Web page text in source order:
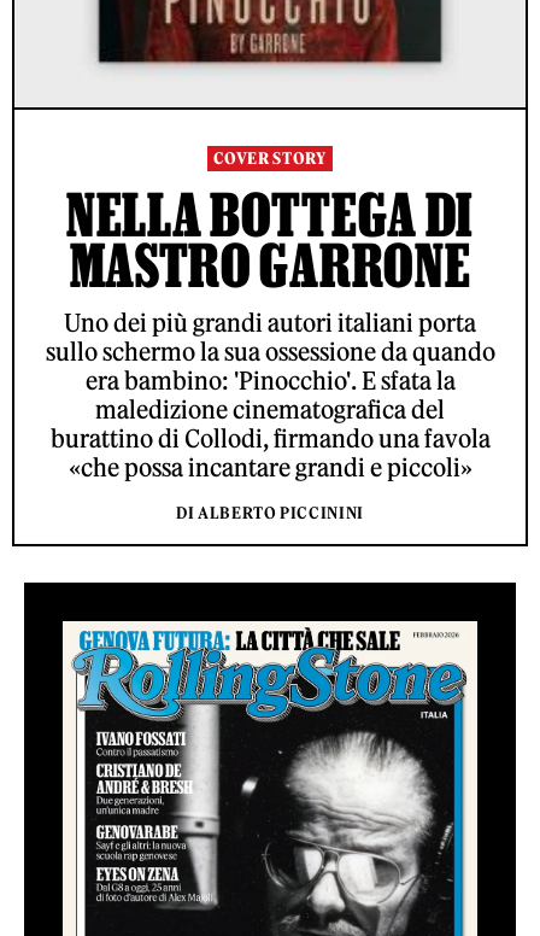
COVER STORY
NELLA BOTTEGA DI
MASTRO GARRONE
Uno dei più grandi autori italiani porta
sullo schermo la sua ossessione da quando
era bambino: 'Pinocchio'. E sfata la
maledizione cinematografica del
burattino di Collodi, firmando una favola
«che possa incantare grandi e piccoli»
DI ALBERTO PICCININI